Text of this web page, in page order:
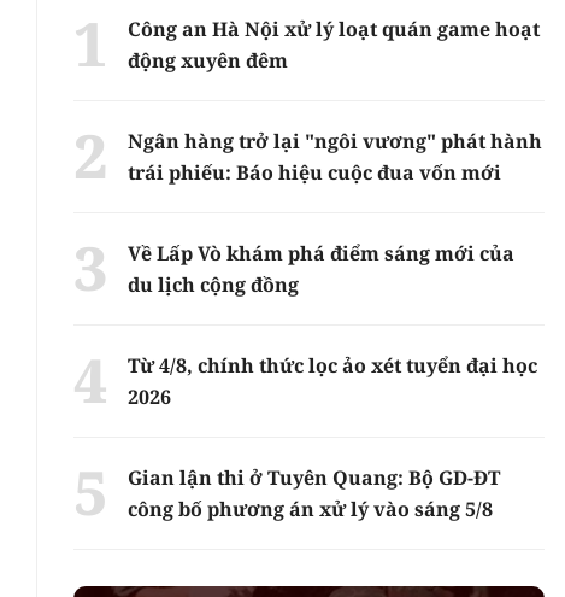
Công an Hà Nội xử lý loạt quán game hoạt
động xuyên đêm
Ngân hàng trở lại "ngôi vương" phát hành
trái phiếu: Báo hiệu cuộc đua vốn mới
Về Lấp Vò khám phá điểm sáng mới của
du lịch cộng đồng
Từ 4/8, chính thức lọc ảo xét tuyển đại học
2026
Gian lận thi ở Tuyên Quang: Bộ GD-ĐT
công bố phương án xử lý vào sáng 5/8